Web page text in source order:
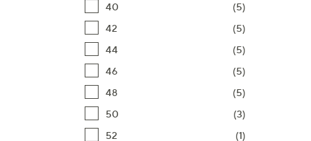
40
(5)
42
(5)
44
(5)
46
(5)
48
(5)
50
(3)
52
(1)